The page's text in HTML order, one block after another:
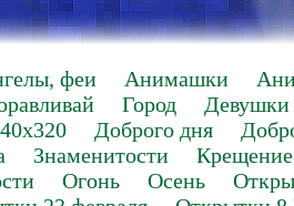
феи Анимашки
Город
Девушки
Доброго дня
Знаменитости
Крещение
Огонь Осень